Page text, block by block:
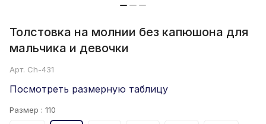
Толстовка на молнии без капюшона для
мальчика и девочки
Арт. Ch-431
Посмотреть размерную таблицу
Размер : 110